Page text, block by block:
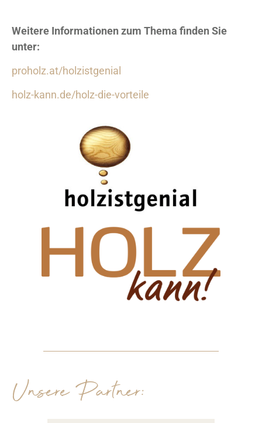
Weitere Informationen zum Thema finden Sie
unter:
proholz.at/holzistgenial
holz-kann.de/holz-die-vorteile
Unsere Partner: